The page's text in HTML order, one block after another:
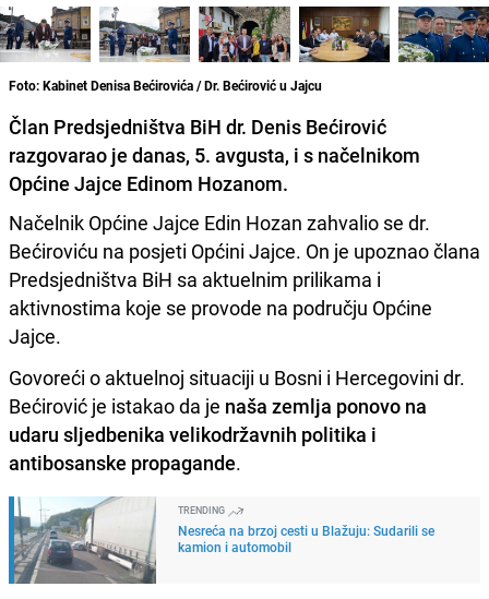
Foto: Kabinet Denisa Bećirovića / Dr. Bećirović u Jajcu
Član Predsjedništva BiH dr. Denis Bećirović
razgovarao je danas, 5. avgusta, i s načelnikom
Općine Jajce Edinom Hozanom.
Načelnik Općine Jajce Edin Hozan zahvalio se dr.
Bećiroviću na posjeti Općini Jajce. On je upoznao člana
Predsjedništva BiH sa aktuelnim prilikama i
aktivnostima koje se provode na području Općine
Jajce.
Govoreći o aktuelnoj situaciji u Bosni i Hercegovini dr.
Bećirović je istakao da je naša zemlja ponovo na
udaru sljedbenika velikodržavnih politika i
antibosanske propagande.
TRENDING
Nesreća na brzoj cesti u Blažuju: Sudarili se
kamion i automobil